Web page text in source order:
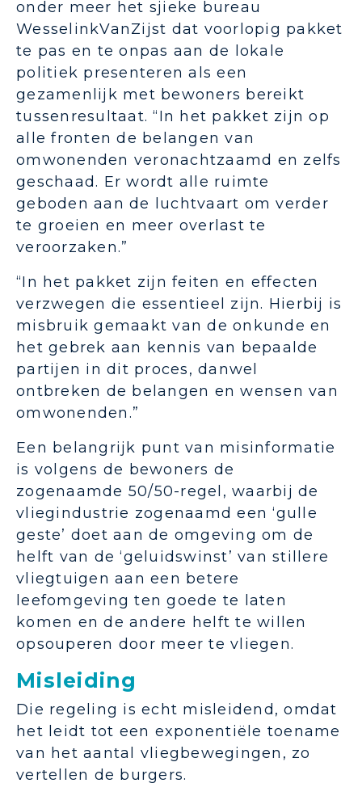
onder meer het sjieke bureau
WesselinkVanZijst dat voorlopig pakket
te pas en te onpas aan de lokale
politiek presenteren als een
gezamenlijk met bewoners bereikt
tussenresultaat. “In het pakket zijn op
alle fronten de belangen van
omwonenden veronachtzaamd en zelfs
geschaad. Er wordt alle ruimte
geboden aan de luchtvaart om verder
te groeien en meer overlast te
veroorzaken.”
“In het pakket zijn feiten en effecten
verzwegen die essentieel zijn. Hierbij is
misbruik gemaakt van de onkunde en
het gebrek aan kennis van bepaalde
partijen in dit proces, danwel
ontbreken de belangen en wensen van
omwonenden.”
Een belangrijk punt van misinformatie
is volgens de bewoners de
zogenaamde 50/50-regel, waarbij de
vliegindustrie zogenaamd een ‘gulle
geste’ doet aan de omgeving om de
helft van de ‘geluidswinst’ van stillere
vliegtuigen aan een betere
leefomgeving ten goede te laten
komen en de andere helft te willen
opsouperen door meer te vliegen.
Misleiding
Die regeling is echt misleidend, omdat
het leidt tot een exponentiële toename
van het aantal vliegbewegingen, zo
vertellen de burgers.